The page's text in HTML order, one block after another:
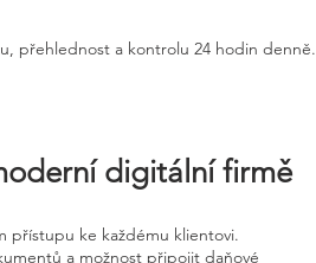
přehlednost a kontrolu 24 hodin denně.
digitální firmě
přístupu ke každému klientovi.
a možnost připojit daňové